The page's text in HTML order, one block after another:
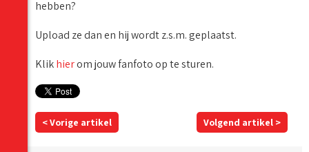
hebben?
Upload ze dan en hij wordt z.s.m. geplaatst.
Klikhierom jouw fanfoto op te sturen.
< Vorige artikel Volgend artikel >